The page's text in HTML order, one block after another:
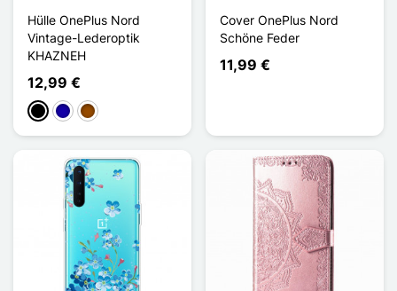
Hülle OnePlus Nord
Vintage-Lederoptik
KHAZNEH
12,99 €
SchwarzDunkelblau
Braun
Cover OnePlus Nord
Schöne Feder
11,99 €